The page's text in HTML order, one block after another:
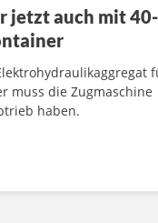
jetzt auch mit 40-
muss die Zugmaschine
haben.